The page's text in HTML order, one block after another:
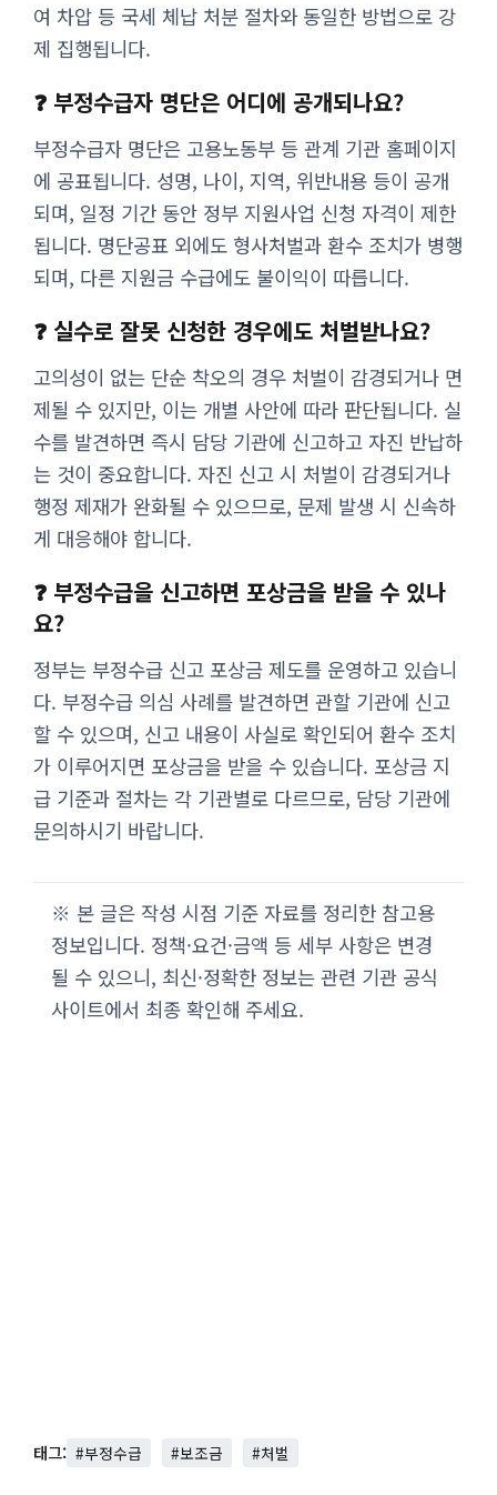
여 차압 등 국세 체납 처분 절차와 동일한 방법으로 강
제 집행됩니다.
❓ 부정수급자 명단은 어디에 공개되나요?
부정수급자 명단은 고용노동부 등 관계 기관 홈페이지
에 공표됩니다. 성명, 나이, 지역, 위반내용 등이 공개
되며, 일정 기간 동안 정부 지원사업 신청 자격이 제한
됩니다. 명단공표 외에도 형사처벌과 환수 조치가 병행
되며, 다른 지원금 수급에도 불이익이 따릅니다.
❓ 실수로 잘못 신청한 경우에도 처벌받나요?
고의성이 없는 단순 착오의 경우 처벌이 감경되거나 면
제될 수 있지만, 이는 개별 사안에 따라 판단됩니다. 실
수를 발견하면 즉시 담당 기관에 신고하고 자진 반납하
는 것이 중요합니다. 자진 신고 시 처벌이 감경되거나
행정 제재가 완화될 수 있으므로, 문제 발생 시 신속하
게 대응해야 합니다.
❓ 부정수급을 신고하면 포상금을 받을 수 있나
요?
정부는 부정수급 신고 포상금 제도를 운영하고 있습니
다. 부정수급 의심 사례를 발견하면 관할 기관에 신고
할 수 있으며, 신고 내용이 사실로 확인되어 환수 조치
가 이루어지면 포상금을 받을 수 있습니다. 포상금 지
급 기준과 절차는 각 기관별로 다르므로, 담당 기관에
문의하시기 바랍니다.
※ 본 글은 작성 시점 기준 자료를 정리한 참고용
정보입니다. 정책·요건·금액 등 세부 사항은 변경
될 수 있으니, 최신·정확한 정보는 관련 기관 공식
사이트에서 최종 확인해 주세요.
태그: #부정수급 #보조금 #처벌